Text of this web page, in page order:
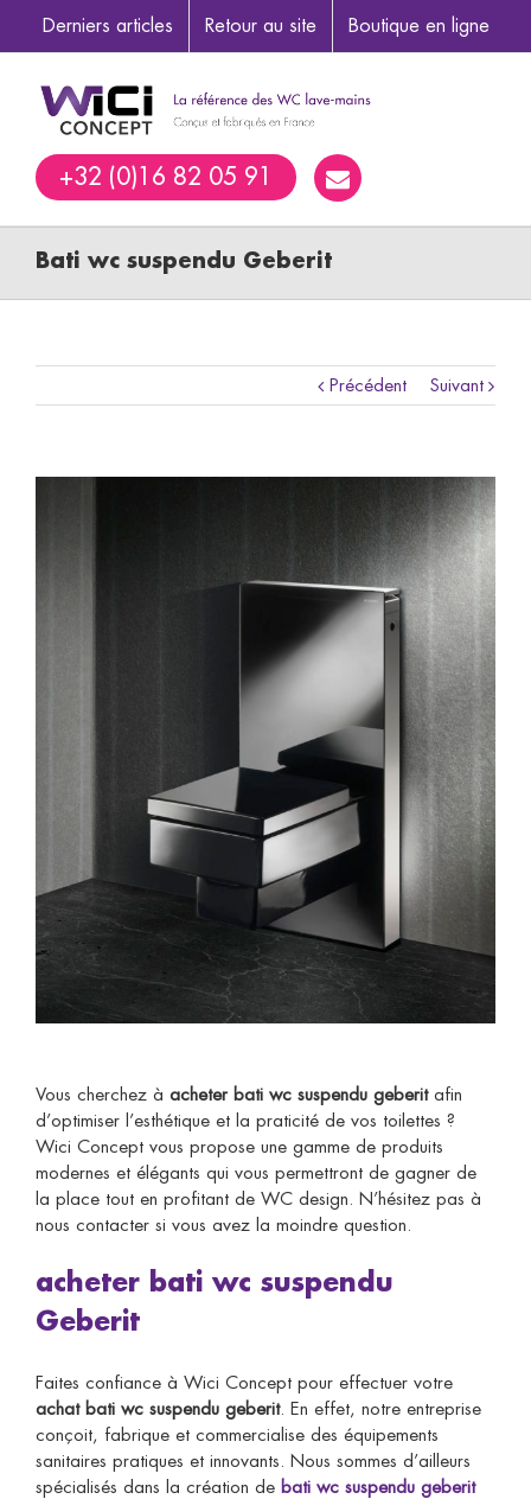
Derniers articles Retour au site Boutique en ligne
+32 (0)16 82 05 91
Bati wc suspendu Geberit
Précédent Suivant
Vous cherchez à acheter bati wc suspendu geberitafin
d’optimiser l’esthétique et la praticité de vos toilettes ?
Wici Concept vous propose une gamme de produits
modernes et élégants qui vous permettront de gagner de
la place tout en profitant de WC design. N’hésitez pas à
nous contacter si vous avez la moindre question.
acheter bati wc suspendu
Geberit
Faites confiance à Wici Concept pour effectuer votre
achat bati wc suspendu geberit. En effet, notre entreprise
conçoit, fabrique et commercialise des équipements
sanitaires pratiques et innovants. Nous sommes d’ailleurs
spécialisés dans la création de bati wc suspendu geberit